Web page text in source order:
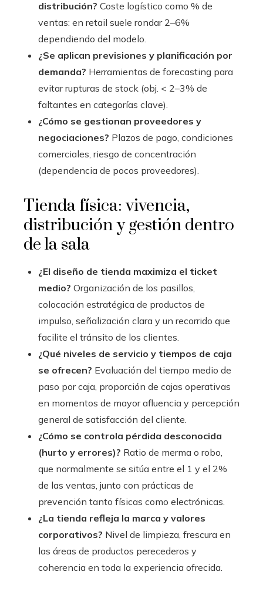
distribución? Coste logístico como % de
ventas: en retail suele rondar 2–6%
dependiendo del modelo.
¿Se aplican previsiones y planificación por
demanda? Herramientas de forecasting para
evitar rupturas de stock (obj. < 2–3% de
faltantes en categorías clave).
¿Cómo se gestionan proveedores y
negociaciones? Plazos de pago, condiciones
comerciales, riesgo de concentración
(dependencia de pocos proveedores).
Tienda física: vivencia,
distribución y gestión dentro
de la sala
¿El diseño de tienda maximiza el ticket
medio? Organización de los pasillos,
colocación estratégica de productos de
impulso, señalización clara y un recorrido que
facilite el tránsito de los clientes.
¿Qué niveles de servicio y tiempos de caja
se ofrecen? Evaluación del tiempo medio de
paso por caja, proporción de cajas operativas
en momentos de mayor afluencia y percepción
general de satisfacción del cliente.
¿Cómo se controla pérdida desconocida
(hurto y errores)? Ratio de merma o robo,
que normalmente se sitúa entre el 1 y el 2%
de las ventas, junto con prácticas de
prevención tanto físicas como electrónicas.
¿La tienda refleja la marca y valores
corporativos? Nivel de limpieza, frescura en
las áreas de productos perecederos y
coherencia en toda la experiencia ofrecida.